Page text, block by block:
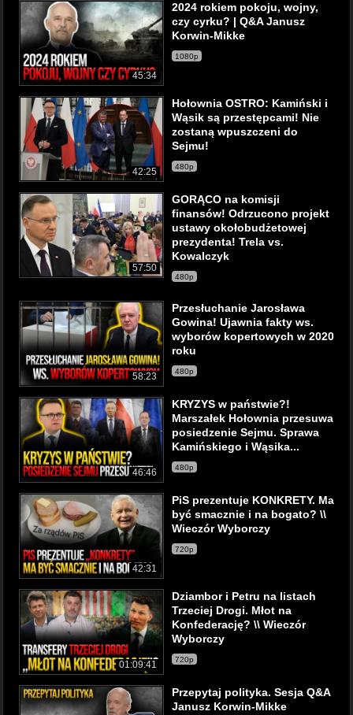
45:34
2024 rokiem pokoju, wojny,
czy cyrku? | Q&A Janusz
Korwin-Mikke
1080p
42:25
Hołownia OSTRO: Kamiński i
Wąsik są przestępcami! Nie
zostaną wpuszczeni do
Sejmu!
480p
57:50
GORĄCO na komisji
finansów! Odrzucono projekt
ustawy okołobudżetowej
prezydenta! Trela vs.
Kowalczyk
480p
58:23
Przesłuchanie Jarosława
Gowina! Ujawnia fakty ws.
wyborów kopertowych w 2020
roku
480p
46:46
KRYZYS w państwie?!
Marszałek Hołownia przesuwa
posiedzenie Sejmu. Sprawa
Kamińskiego i Wąsika...
480p
42:31
PiS prezentuje KONKRETY. Ma
być smacznie i na bogato? \\
Wieczór Wyborczy
720p
01:09:41
Dziambor i Petru na listach
Trzeciej Drogi. Młot na
Konfederację? \\ Wieczór
Wyborczy
720p
Przepytaj polityka. Sesja Q&A
Janusz Korwin-Mikke